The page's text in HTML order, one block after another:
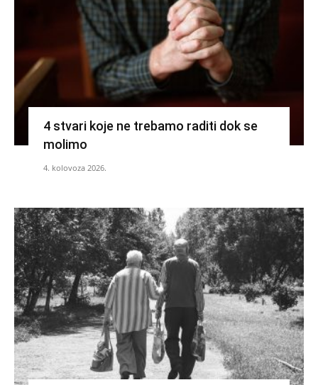
4 stvari koje ne trebamo raditi dok se
molimo
4. kolovoza 2026.